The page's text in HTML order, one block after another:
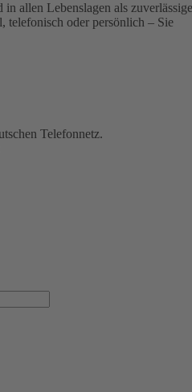
allen Lebenslagen als
telefonisch oder persönlich – Sie
Telefonnetz.